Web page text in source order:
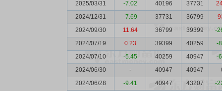
2025/03/31
-7.02 40196 37731
2024/12/31
-7.69 37731 36799
2024/09/30
11.64 36799 39399
-
2024/07/19
0.23 39399 40259
-
2024/07/10
-5.45 40259 40947
-
2024/06/30
- 40947 40947
2024/06/28
-9.41 40947 43207
-